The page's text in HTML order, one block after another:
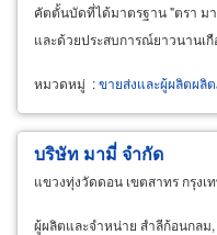
คัตตั้นบัดที่ได้มาตรฐาน "ตรา ม
และด้วยประสบการณ์ยาวนานเ
หมวดหมู่ :ขายส่งและผู้ผลิตผลิ
บริษัท มามี่ จำกัด
แขวงทุ่งวัดดอน เขตสาทร กรุงเ
ผู้ผลิตและจำหน่าย สำลีก้อนกลม